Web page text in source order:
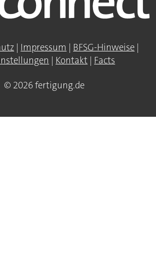
| Impressum | BFSG-Hinweise |
| Kontakt | Facts
© 2026 fertigung.de